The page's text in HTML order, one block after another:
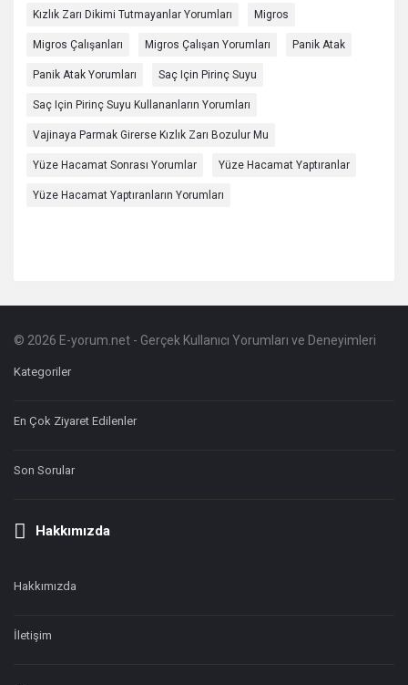
Kızlık Zarı Dikimi Tutmayanlar Yorumları Migros
Migros Çalışanları Migros Çalışan Yorumları Panik Atak
Panik Atak Yorumları Saç Için Pirinç Suyu
Saç Için Pirinç Suyu Kullananların Yorumları
Vajinaya Parmak Girerse Kızlık Zarı Bozulur Mu
Yüze Hacamat Sonrası Yorumlar Yüze Hacamat Yaptıranlar
Yüze Hacamat Yaptıranların Yorumları
Footer
Hakkında
© 2026 E-yorum.net - Gerçek Kullanıcı Yorumları ve Deneyimleri
Kategoriler
En Çok Ziyaret Edilenler
Son Sorular
Hakkımızda
Hakkımızda
İletişim